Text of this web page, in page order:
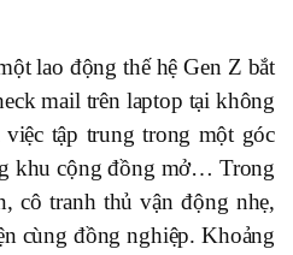
lao động thế hệ Gen Z bắt
mail trên laptop tại không
việc tập trung trong một góc
khu cộng đồng mở… Trong
cô tranh thủ vận động nhẹ,
cùng đồng nghiệp. Khoảng